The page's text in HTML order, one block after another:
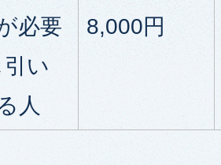
必要
い
人
8,000円